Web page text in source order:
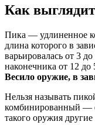
Как
Пика — удлиненное
длина которого в
варьировалась от 3
наконечника от 12
Весило оружие, в
Нельзя называть
комбинированный —
такого оружия другие